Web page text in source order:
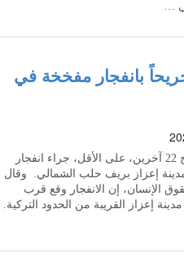
…
و 22 جريحاً بانفجار مفخخة في
قتل شخصان، وجرح 22 آخرين، على الأقل، جراء انفجار
إعزاز بريف حلب الشمالي. وقال
الإنسان، إن الانفجار وقع قرب
إعزاز القريبة من الحدود التركية.